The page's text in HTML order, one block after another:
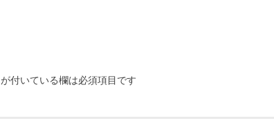
が付いている欄は必須項目です